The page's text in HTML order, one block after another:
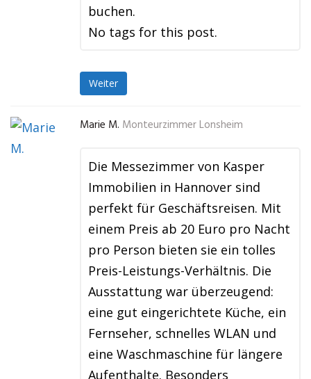
buchen.
No tags for this post.
Weiter
Marie M. Monteurzimmer Lonsheim
Die Messezimmer von Kasper
Immobilien in Hannover sind
perfekt für Geschäftsreisen. Mit
einem Preis ab 20 Euro pro Nacht
pro Person bieten sie ein tolles
Preis-Leistungs-Verhältnis. Die
Ausstattung war überzeugend:
eine gut eingerichtete Küche, ein
Fernseher, schnelles WLAN und
eine Waschmaschine für längere
Aufenthalte. Besonders